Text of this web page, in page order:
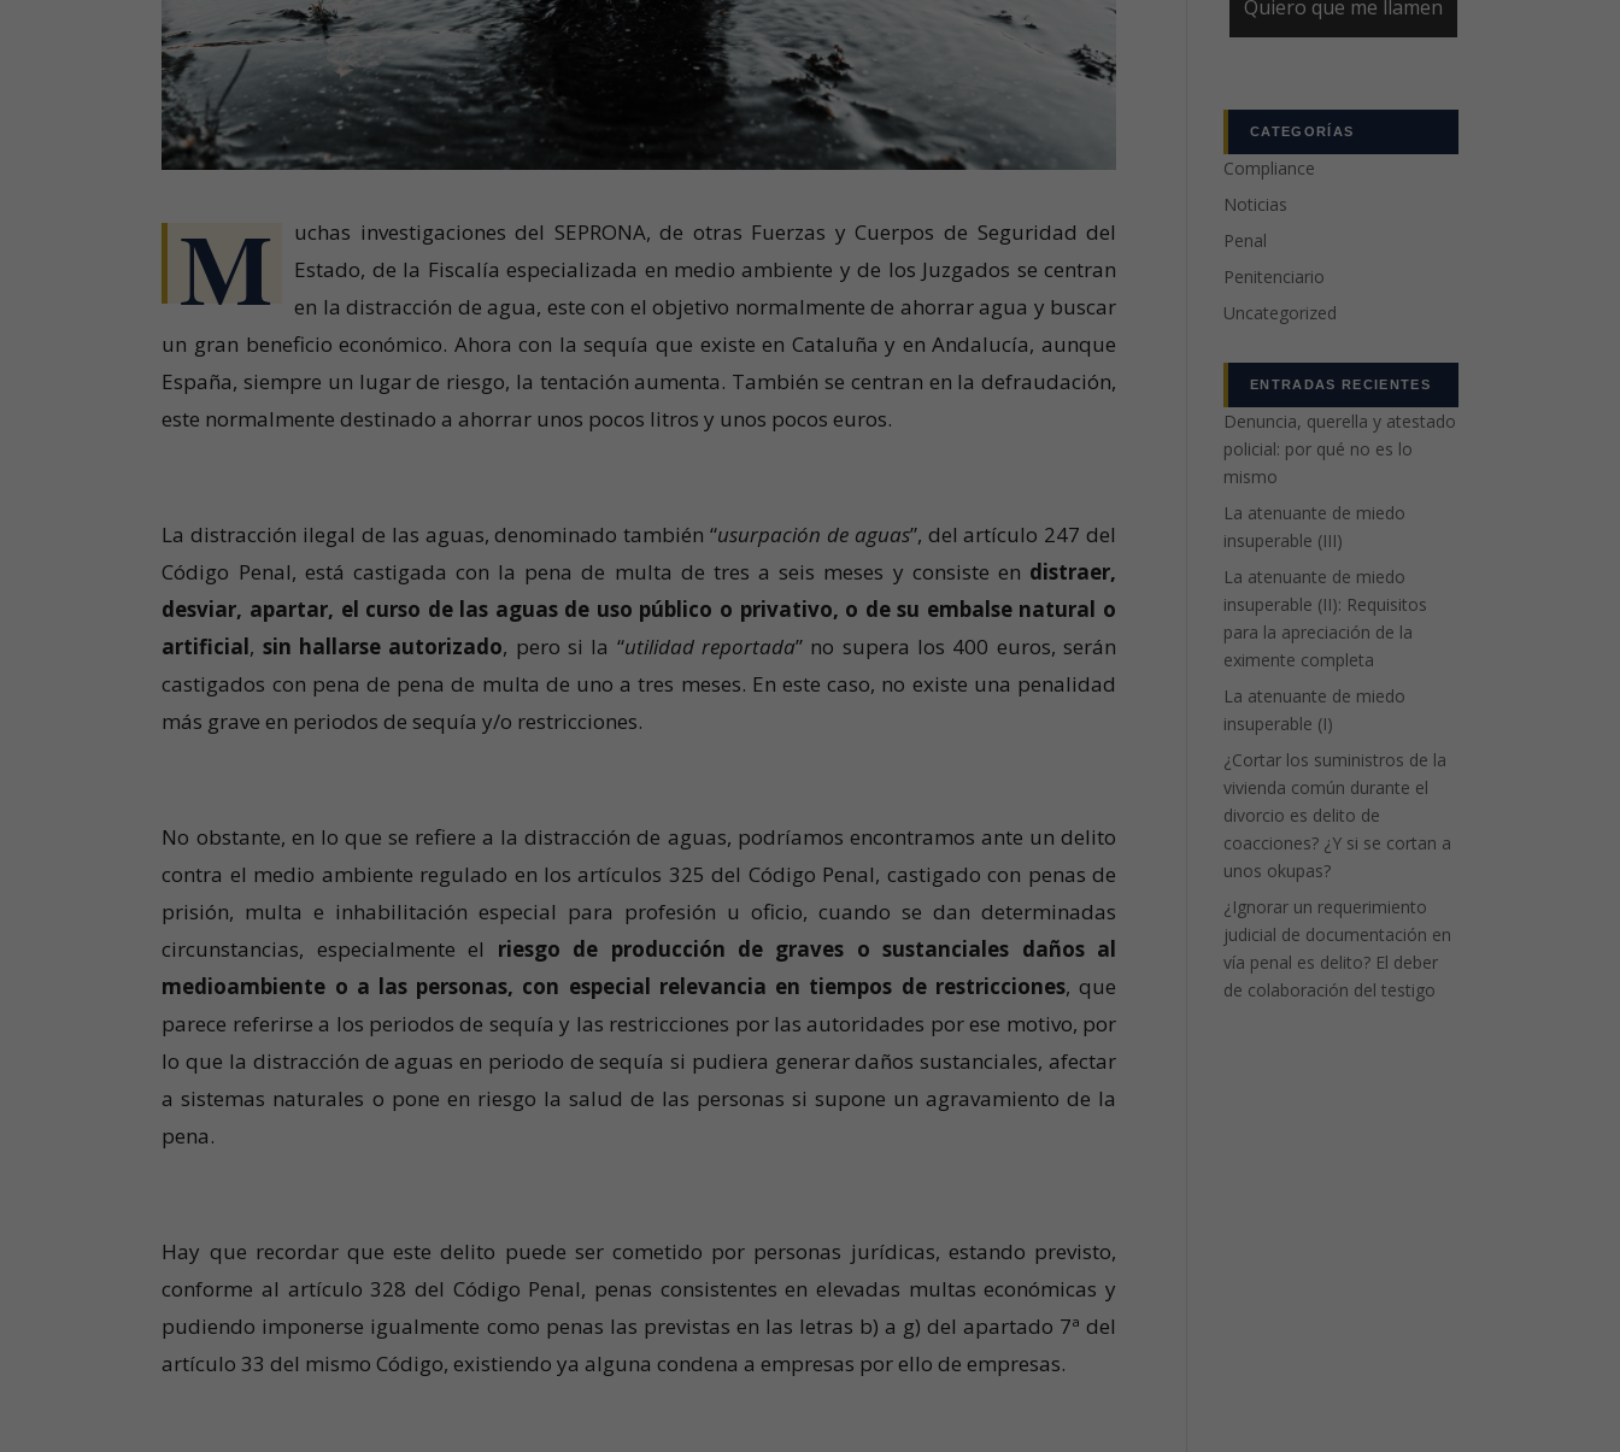
M
uchas investigaciones del SEPRONA, de otras Fuerzas y Cuerpos de Seguridad del
Estado, de la Fiscalía especializada en medio ambiente y de los Juzgados se centran
en la distracción de agua, este con el objetivo normalmente de ahorrar agua y buscar
un gran beneficio económico. Ahora con la sequía que existe en Cataluña y en Andalucía, aunque
España, siempre un lugar de riesgo, la tentación aumenta. También se centran en la defraudación,
este normalmente destinado a ahorrar unos pocos litros y unos pocos euros.
La distracción ilegal de las aguas, denominado también “usurpación de aguas”, del artículo 247 del
Código Penal, está castigada con la pena de multa de tres a seis meses y consiste en distraer,
desviar, apartar, el curso de las aguas de uso público o privativo, o de su embalse natural o
artificial, sin hallarse autorizado, pero si la “utilidad reportada” no supera los 400 euros, serán
castigados con pena de pena de multa de uno a tres meses. En este caso, no existe una penalidad
más grave en periodos de sequía y/o restricciones.
No obstante, en lo que se refiere a la distracción de aguas, podríamos encontramos ante un delito
contra el medio ambiente regulado en los artículos 325 del Código Penal, castigado con penas de
prisión, multa e inhabilitación especial para profesión u oficio, cuando se dan determinadas
circunstancias, especialmente el riesgo de producción de graves o sustanciales daños al
medioambiente o a las personas, con especial relevancia en tiempos de restricciones, que
parece referirse a los periodos de sequía y las restricciones por las autoridades por ese motivo, por
lo que la distracción de aguas en periodo de sequía si pudiera generar daños sustanciales, afectar
a sistemas naturales o pone en riesgo la salud de las personas si supone un agravamiento de la
pena.
Hay que recordar que este delito puede ser cometido por personas jurídicas, estando previsto,
conforme al artículo 328 del Código Penal, penas consistentes en elevadas multas económicas y
pudiendo imponerse igualmente como penas las previstas en las letras b) a g) del apartado 7ª del
artículo 33 del mismo Código, existiendo ya alguna condena a empresas por ello de empresas.
CATEGORÍAS
Compliance
Noticias
Penal
Penitenciario
Uncategorized
ENTRADAS RECIENTES
Denuncia, querella y atestado
policial: por qué no es lo
mismo
La atenuante de miedo
insuperable (III)
La atenuante de miedo
insuperable (II): Requisitos
para la apreciación de la
eximente completa
La atenuante de miedo
insuperable (I)
¿Cortar los suministros de la
vivienda común durante el
divorcio es delito de
coacciones? ¿Y si se cortan a
unos okupas?
¿Ignorar un requerimiento
judicial de documentación en
vía penal es delito? El deber
de colaboración del testigo